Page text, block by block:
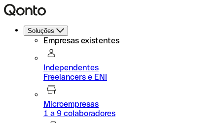
Soluções
Empresas existentes
Independentes
Freelancers e ENI
Microempresas
1 a 9 colaboradores